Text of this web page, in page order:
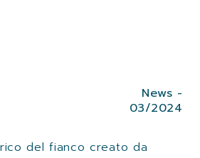
News -
03/2024
del fianco creato da